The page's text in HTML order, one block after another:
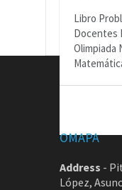
Libro
Docentes
Olimpiada
OMAPA
Address -
López,